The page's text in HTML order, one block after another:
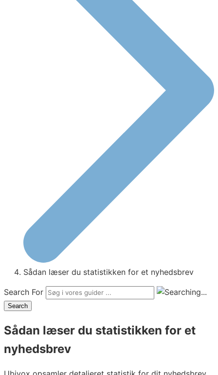
Sådan læser du statistikken for et nyhedsbrev
Search For
Search
Sådan læser du statistikken for et
nyhedsbrev